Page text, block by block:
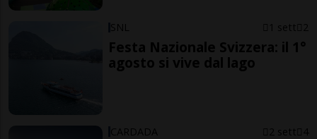
SNL 1 sett 2
Festa Nazionale Svizzera: il 1°
agosto si vive dal lago
CARDADA 2 sett 4